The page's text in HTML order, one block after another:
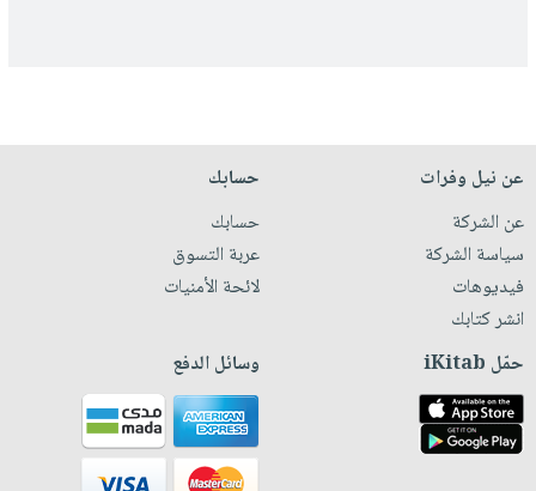
عن نيل وفرات
عن الشركة
سياسة الشركة
فيديوهات
انشر كتابك
حسابك
حسابك
عربة التسوق
لائحة الأمنيات
حمّل iKitab وسائل الدفع